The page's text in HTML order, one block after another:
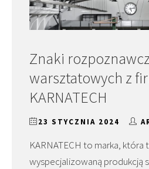
Znaki
warsztatowych z
KARNATECH
23 STYCZNIA 2024
KARNATECH to marka, która
wyspecjalizowaną produkcją